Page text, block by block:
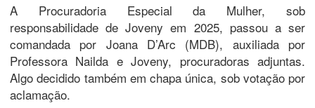
A Procuradoria Especial da Mulher, sob
responsabilidade de Joveny em 2025, passou a ser
comandada por Joana D’Arc (MDB), auxiliada por
Professora Nailda e Joveny, procuradoras adjuntas.
Algo decidido também em chapa única, sob votação por
aclamação.